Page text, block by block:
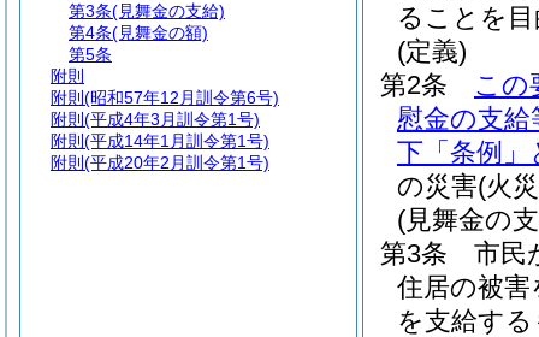
ることを
(定義)
第2条
この
慰金の支
下「条例」
の災害(火
(見舞金の
第3条
市民
住居の被
を支給す
第3条(見舞金の支給)
第4条(見舞金の額)
第5条
附則
附則 (昭和57年12月訓令第6号)
附則 (平成4年3月訓令第1号)
附則 (平成14年1月訓令第1号)
附則 (平成20年2月訓令第1号)